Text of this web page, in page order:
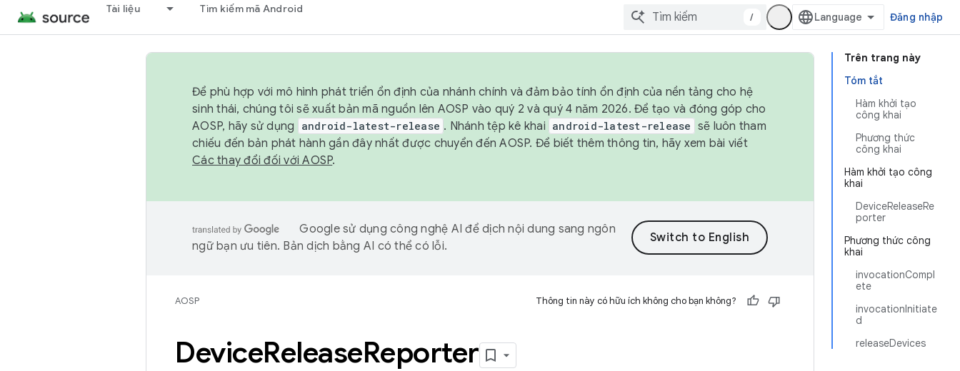
Tài liệu Tìm kiếm mã Android
/ Đăng nhập
Trên trang này
Tóm tắt
Hàm khởi tạo
công khai
Phương thức
công khai
Hàm khởi tạo công
khai
DeviceReleaseRe
porter
Phương thức công
khai
invocationCompl
ete
invocationInitiate
d
releaseDevices
Để phù hợp với mô hình phát triển ổn định của nhánh chính và đảm bảo tính ổn định của nền tảng cho hệ
sinh thái, chúng tôi sẽ xuất bản mã nguồn lên AOSP vào quý 2 và quý 4 năm 2026. Để tạo và đóng góp cho
AOSP, hãy sử dụng
android-latest-release . Nhánh tệp kê khai android-latest-release sẽ luôn tham
chiếu đến bản phát hành gần đây nhất được chuyển đến AOSP. Để biết thêm thông tin, hãy xem bài viết
Các thay đổi đối với AOSP.
Google sử dụng công nghệ AI để dịch nội dung sang ngôn
ngữ bạn ưu tiên. Bản dịch bằng AI có thể có lỗi.
AOSP Thông tin này có hữu ích không cho bạn không?
DeviceReleaseReporter